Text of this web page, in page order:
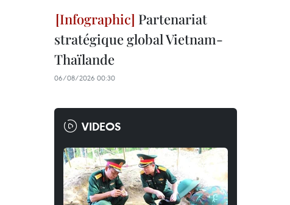
Partenariat
stratégique global Vietnam-
Thaïlande
06/08/2026 00:30
VIDEOS